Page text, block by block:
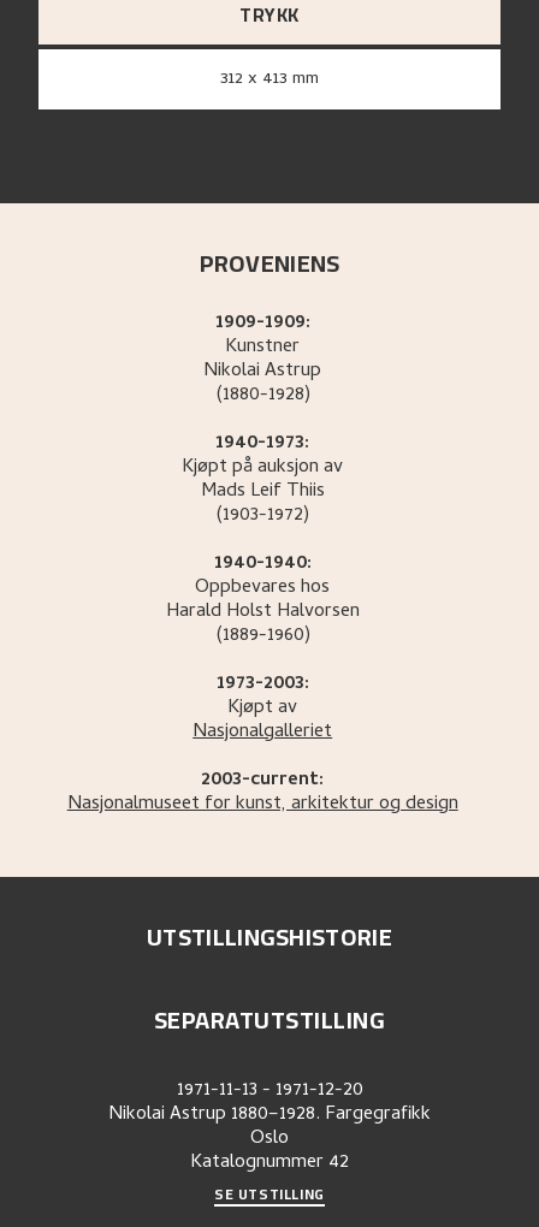
TRYKK
312 x 413 mm
PROVENIENS
1909-1909:
Kunstner
NikolaiAstrup
(1880-1928)
1940-1973:
Kjøpt på auksjon av
Mads Leif Thiis
(1903-1972)
1940-1940:
Oppbevares hos
Harald Holst Halvorsen
(1889-1960)
1973-2003:
Kjøpt av
Nasjonalgalleriet
2003-current:
Nasjonalmuseet for kunst, arkitektur og design
UTSTILLINGSHISTORIE
SEPARATUTSTILLING
1971-11-13- 1971-12-20
Nikolai Astrup 1880–1928. Fargegrafikk
Oslo
Katalognummer42
SE UTSTILLING